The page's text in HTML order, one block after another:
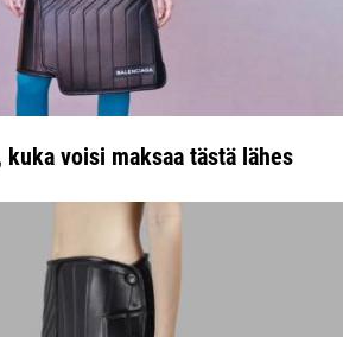
kuka voisi maksaa tästä lähes